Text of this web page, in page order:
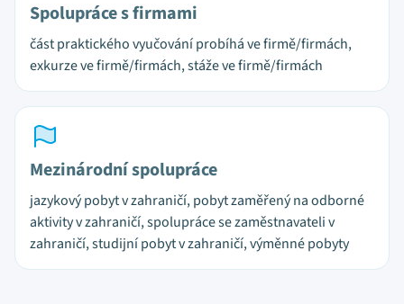
Spolupráce s firmami
část praktického vyučování probíhá ve firmě/firmách,
exkurze ve firmě/firmách, stáže ve firmě/firmách
Mezinárodní spolupráce
jazykový pobyt v zahraničí, pobyt zaměřený na odborné
aktivity v zahraničí, spolupráce se zaměstnavateli v
zahraničí, studijní pobyt v zahraničí, výměnné pobyty